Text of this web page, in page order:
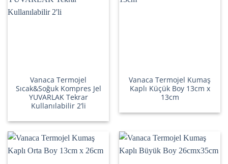
Vanaca Termojel
Sıcak&Soğuk Kompres Jel
YUVARLAK Tekrar
Kullanılabilir 2’li
Vanaca Termojel Kumaş
Kaplı Küçük Boy 13cm x
13cm